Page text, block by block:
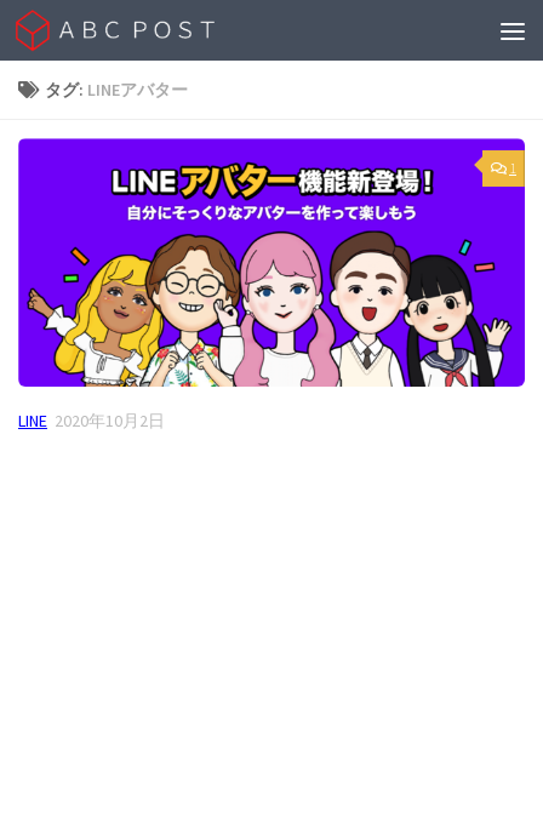
Skip to content
タグ: LINEアバター
1
LINE 2020年10月2日